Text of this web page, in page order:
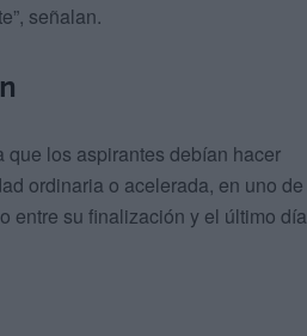
señalan.
que los aspirantes debían hacer
ordinaria o acelerada, en uno de
entre su finalización y el último día